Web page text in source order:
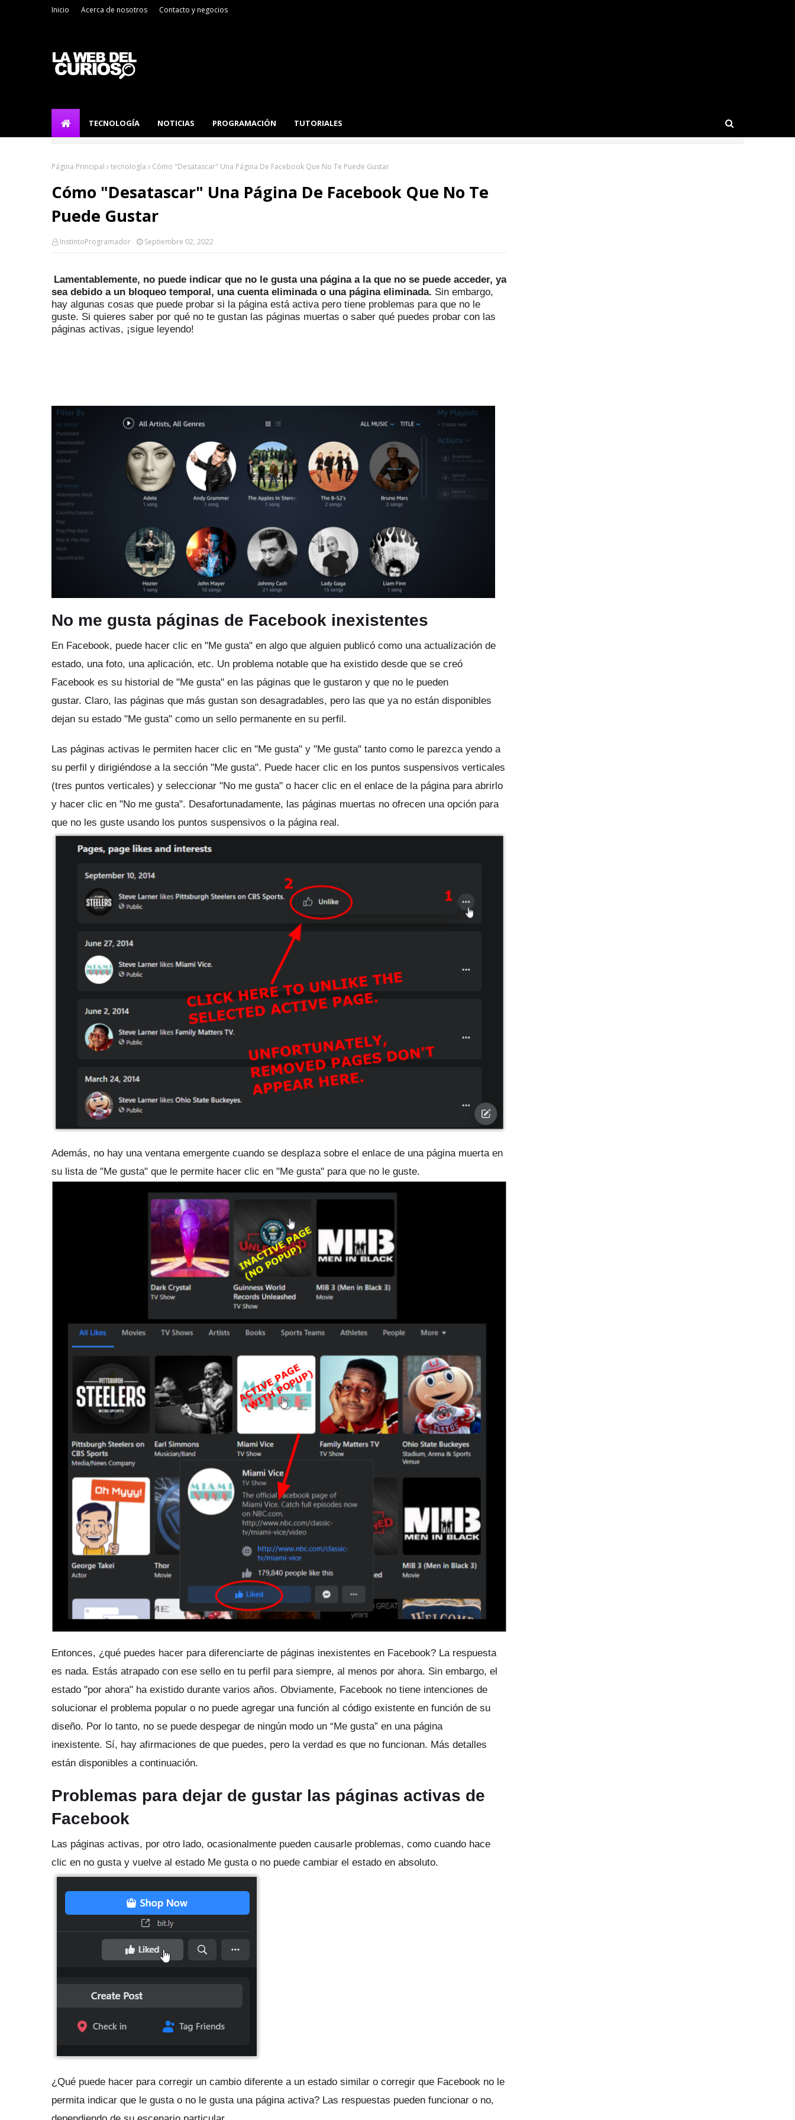
Inicio Acerca de nosotros Contacto y negocios
TECNOLOGÍA NOTICIAS PROGRAMACIÓN TUTORIALES
Página Principal tecnología Cómo "Desatascar" Una Página De Facebook Que No Te Puede Gustar
Cómo "Desatascar" Una Página De Facebook Que No Te
Puede Gustar
InstintoProgramador Septiembre 02, 2022
Lamentablemente, no puede indicar que no le gusta una página a la que no se puede acceder, ya
sea debido a un bloqueo temporal, una cuenta eliminada o una página eliminada. Sin embargo,
hay algunas cosas que puede probar si la página está activa pero tiene problemas para que no le
guste. Si quieres saber por qué no te gustan las páginas muertas o saber qué puedes probar con las
páginas activas, ¡sigue leyendo!
No me gusta páginas de Facebook inexistentes
En Facebook, puede hacer clic en "Me gusta" en algo que alguien publicó como una actualización de
estado, una foto, una aplicación, etc. Un problema notable que ha existido desde que se creó
Facebook es su historial de "Me gusta" en las páginas que le gustaron y que no le pueden
gustar. Claro, las páginas que más gustan son desagradables, pero las que ya no están disponibles
dejan su estado "Me gusta" como un sello permanente en su perfil.
Las páginas activas le permiten hacer clic en "Me gusta" y "Me gusta" tanto como le parezca yendo a
su perfil y dirigiéndose a la sección "Me gusta". Puede hacer clic en los puntos suspensivos verticales
(tres puntos verticales) y seleccionar "No me gusta" o hacer clic en el enlace de la página para abrirlo
y hacer clic en "No me gusta". Desafortunadamente, las páginas muertas no ofrecen una opción para
que no les guste usando los puntos suspensivos o la página real.
Además, no hay una ventana emergente cuando se desplaza sobre el enlace de una página muerta en
su lista de "Me gusta" que le permite hacer clic en "Me gusta" para que no le guste.
Entonces, ¿qué puedes hacer para diferenciarte de páginas inexistentes en Facebook? La respuesta
es nada. Estás atrapado con ese sello en tu perfil para siempre, al menos por ahora. Sin embargo, el
estado "por ahora" ha existido durante varios años. Obviamente, Facebook no tiene intenciones de
solucionar el problema popular o no puede agregar una función al código existente en función de su
diseño. Por lo tanto, no se puede despegar de ningún modo un “Me gusta” en una página
inexistente. Sí, hay afirmaciones de que puedes, pero la verdad es que no funcionan. Más detalles
están disponibles a continuación.
Problemas para dejar de gustar las páginas activas de
Facebook
Las páginas activas, por otro lado, ocasionalmente pueden causarle problemas, como cuando hace
clic en no gusta y vuelve al estado Me gusta o no puede cambiar el estado en absoluto.
¿Qué puede hacer para corregir un cambio diferente a un estado similar o corregir que Facebook no le
permita indicar que le gusta o no le gusta una página activa? Las respuestas pueden funcionar o no,